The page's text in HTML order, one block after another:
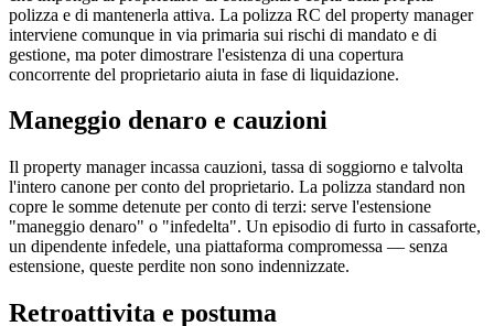
polizza e di mantenerla attiva. La polizza RC del property manager
interviene comunque in via primaria sui rischi di mandato e di
gestione, ma poter dimostrare l'esistenza di una copertura
concorrente del proprietario aiuta in fase di liquidazione.
Maneggio denaro e cauzioni
Il property manager incassa cauzioni, tassa di soggiorno e talvolta
l'intero canone per conto del proprietario. La polizza standard non
copre le somme detenute per conto di terzi: serve l'estensione
"maneggio denaro" o "infedelta". Un episodio di furto in cassaforte,
un dipendente infedele, una piattaforma compromessa — senza
estensione, queste perdite non sono indennizzate.
Retroattivita e postuma